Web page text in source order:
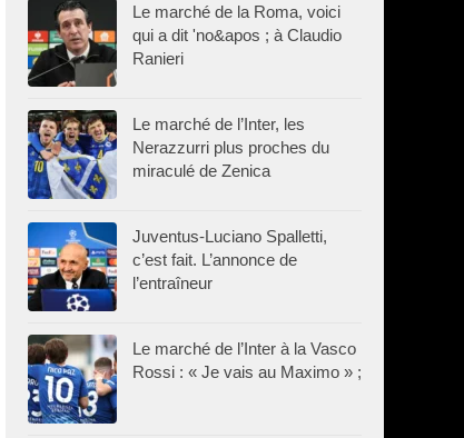
Le marché de la Roma, voici
qui a dit 'no&apos ; à Claudio
Ranieri
Le marché de l’Inter, les
Nerazzurri plus proches du
miraculé de Zenica
Juventus-Luciano Spalletti,
c’est fait. L’annonce de
l’entraîneur
Le marché de l’Inter à la Vasco
Rossi : « Je vais au Maximo » ;